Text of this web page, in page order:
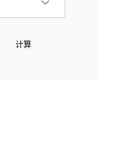
计算